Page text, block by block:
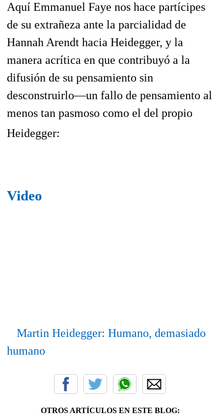
Aquí Emmanuel Faye nos hace partícipes
de su extrañeza ante la parcialidad de
Hannah Arendt hacia Heidegger, y la
manera acrítica en que contribuyó a la
difusión de su pensamiento sin
desconstruirlo—un fallo de pensamiento al
menos tan pasmoso como el del propio
Heidegger:
Video
Martin Heidegger: Humano, demasiado
humano
OTROS ARTÍCULOS EN ESTE BLOG: